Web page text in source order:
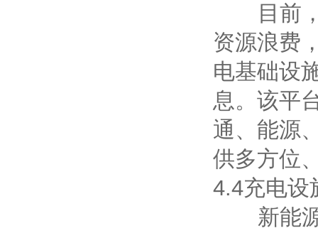
目前，
资源浪费
电基础设
息。该平
通、能源
供多方位
4.4充电设
新能源